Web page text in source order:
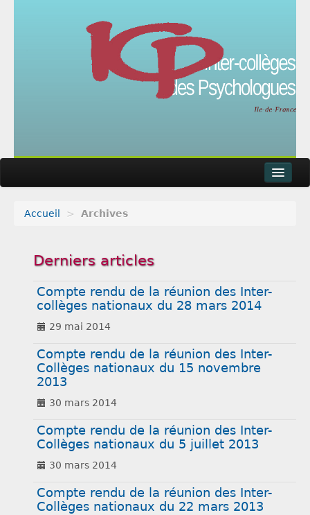
Agenda
Métier
Accueil > Archives
Derniers articles
Compte rendu de la réunion des Inter-
collèges nationaux du 28 mars 2014
29 mai 2014
Compte rendu de la réunion des Inter-
Collèges nationaux du 15 novembre
2013
30 mars 2014
Compte rendu de la réunion des Inter-
Collèges nationaux du 5 juillet 2013
30 mars 2014
Compte rendu de la réunion des Inter-
Collèges nationaux du 22 mars 2013